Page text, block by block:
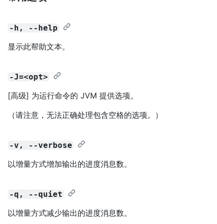
-h, --help
显示此帮助文本。
-J=<opt>
[高级] 为运行命令的 JVM 提供选项。
（请注意，无法正确处理包含空格的选项。）
-v, --verbose
以增量方式增加输出的进度消息数。
-q, --quiet
以增量方式减少输出的进度消息数。